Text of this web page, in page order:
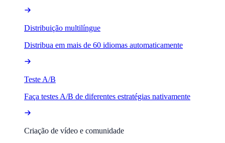
Distribuição multilíngue
Distribua em mais de 60 idiomas automaticamente
Teste A/B
Faça testes A/B de diferentes estratégias nativamente
Criação de vídeo e comunidade